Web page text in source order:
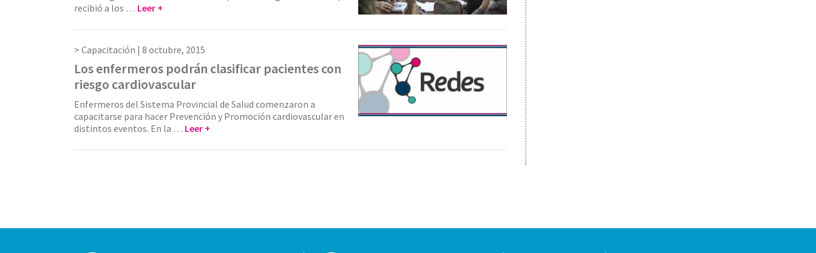
recibió a los … Leer +
Capacitación | 8 octubre, 2015
Los enfermeros podrán clasificar pacientes con
riesgo cardiovascular
Enfermeros del Sistema Provincial de Salud comenzaron a
capacitarse para hacer Prevención y Promoción cardiovascular en
distintos eventos. En la … Leer +